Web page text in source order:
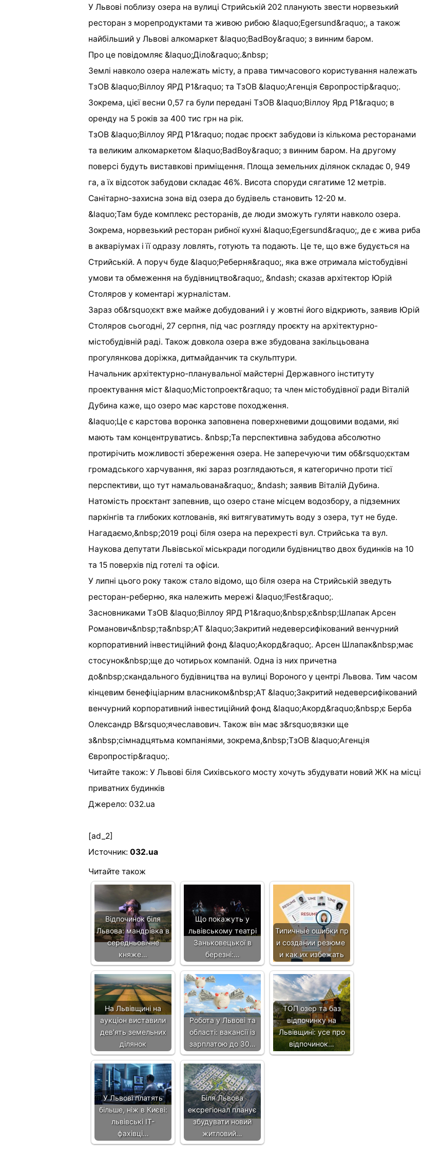
У Львові поблизу озера на вулиці Стрийській 202 планують звести норвезький
ресторан з морепродуктами та живою рибою &laquo;Egersund&raquo;, а також
найбільший у Львові алкомаркет &laquo;BadBoy&raquo; з винним баром.
Про це повідомляє &laquo;Діло&raquo;.&nbsp;
Землі навколо озера належать місту, а права тимчасового користування належать
ТзОВ &laquo;Віллоу ЯРД Р1&raquo; та ТзОВ &laquo;Агенція Європростір&raquo;.
Зокрема, цієї весни 0,57 га були передані ТзОВ &laquo;Віллоу Ярд Р1&raquo; в
оренду на 5 років за 400 тис грн на рік.
ТзОВ &laquo;Віллоу ЯРД Р1&raquo; подає проєкт забудови із кількома ресторанами
та великим алкомаркетом &laquo;BadBoy&raquo; з винним баром. На другому
поверсі будуть виставкові приміщення. Площа земельних ділянок складає 0, 949
га, а їх відсоток забудови складає 46%. Висота споруди сягатиме 12 метрів.
Санітарно-захисна зона від озера до будівель становить 12-20 м.
&laquo;Там буде комплекс ресторанів, де люди зможуть гуляти навколо озера.
Зокрема, норвезький ресторан рибної кухні &laquo;Egersund&raquo;, де є жива риба
в акваріумах і її одразу ловлять, готують та подають. Це те, що вже будується на
Стрийській. А поруч буде &laquo;Реберня&raquo;, яка вже отримала містобудівні
умови та обмеження на будівництво&raquo;, &ndash; сказав архітектор Юрій
Столяров у коментарі журналістам.
Зараз об&rsquo;єкт вже майже добудований і у жовтні його відкриють, заявив Юрій
Столяров сьогодні, 27 серпня, під час розгляду проєкту на архітектурно-
містобудівній раді. Також довкола озера вже збудована закільцьована
прогулянкова доріжка, дитмайданчик та скульптури.
Начальник архітектурно-планувальної майстерні Державного інституту
проектування міст &laquo;Містопроект&raquo; та член містобудівної ради Віталій
Дубина каже, що озеро має карстове походження.
&laquo;Це є карстова воронка заповнена поверхневими дощовими водами, які
мають там концентруватись. &nbsp;Та перспективна забудова абсолютно
протирічить можливості збереження озера. Не заперечуючи тим об&rsquo;єктам
громадського харчування, які зараз розглядаються, я категорично проти тієї
перспективи, що тут намальована&raquo;, &ndash; заявив Віталій Дубина.
Натомість проєктант запевнив, що озеро стане місцем водозбору, а підземних
паркінгів та глибоких котлованів, які витягуватимуть воду з озера, тут не буде.
Нагадаємо,&nbsp;2019 році біля озера на перехресті вул. Стрийська та вул.
Наукова депутати Львівської міськради погодили будівництво двох будинків на 10
та 15 поверхів під готелі та офіси.
У липні цього року також стало відомо, що біля озера на Стрийській зведуть
ресторан-реберню, яка належить мережі &laquo;!Fest&raquo;.
Засновниками ТзОВ &laquo;Віллоу ЯРД Р1&raquo;&nbsp;є&nbsp;Шлапак Арсен
Романович&nbsp;та&nbsp;АТ &laquo;Закритий недеверсифікований венчурний
корпоративний інвестиційний фонд &laquo;Акорд&raquo;. Арсен Шлапак&nbsp;має
стосунок&nbsp;ще до чотирьох компаній. Одна із них причетна
до&nbsp;скандального будівництва на вулиці Вороного у центрі Львова. Тим часом
кінцевим бенефіціарним власником&nbsp;АТ &laquo;Закритий недеверсифікований
венчурний корпоративний інвестиційний фонд &laquo;Акорд&raquo;&nbsp;є Берба
Олександр В&rsquo;ячеславович. Також він має з&rsquo;вязки ще
з&nbsp;сімнадцятьма компаніями, зокрема,&nbsp;ТзОВ &laquo;Агенція
Європростір&raquo;.
Читайте також: У Львові біля Сихівського мосту хочуть збудувати новий ЖК на місці
приватних будинків
Джерело: 032.ua
[ad_2]
Источник: 032.ua
Читайте також
Відпочинок біля
Львова: мандрівка в
середньовічне
княже…
Що покажуть у
львівському театрі
Заньковецької в
березні:…
Типичные ошибки пр
и создании резюме
и как их избежать
На Львівщині на
аукціон виставили
девʼять земельних
ділянок
Робота у Львові та
області: вакансії із
зарплатою до 30…
ТОП озер та баз
відпочинку на
Львівщині: усе про
відпочинок…
У Львові платять
більше, ніж в Києві:
львівські IT-
фахівці…
Біля Львова
ексрегіонал планує
збудувати новий
житловий…